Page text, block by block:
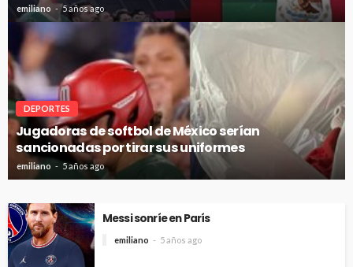
emiliano 5 años ago
DEPORTES
Jugadoras de softbol de México serían
sancionadas por tirar sus uniformes
emiliano 5 años ago
Messi sonríe en París
emiliano 5 años ago